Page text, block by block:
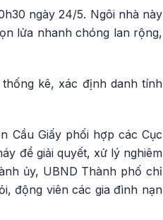
ngày 24/5. Ngôi nhà này
lửa nhanh chóng lan rộng,
kê, xác định danh tính
Cầu Giấy phối hợp các Cục
để giải quyết, xử lý nghiêm
ủy, UBND Thành phố chỉ
động viên các gia đình nạn